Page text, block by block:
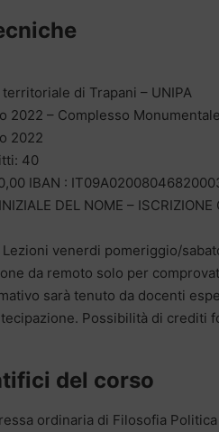
di Trapani – UNIPA
2022 – Complesso
2022
40
IBAN :
DEL NOME –
venerdi pomeriggio/
da remoto solo per
sarà tenuto da docenti
Possibilità di crediti
del corso
ordinaria di Filosofia